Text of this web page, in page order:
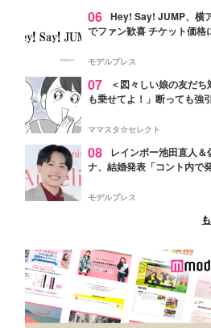
06 Hey! Say! JUMP、横
でファン歓喜 チケット価格
モデルプレス
07
＜図々しい娘の友だ
も乗せてよ！」断っても強
ママスタ☆セレクト
08
レインボー池田直人＆
ナ、結婚発表「コント内で
点変更のため
モデルプレス